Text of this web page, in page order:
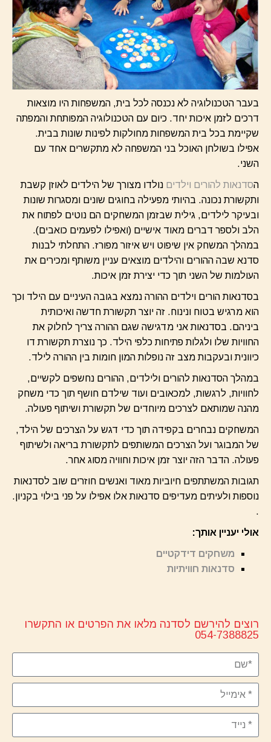
בעבר הטכנולוגיה לא נכנסה לכל בית, המשפחות היו מוצאות
דרכים לזמן איכות יחד. כיום עם הטכנולוגיה המפותחת והמפתה
שקיימת בכל בית המשפחות מחולקות לפינות שונות בבית.
אפילו בשולחן האוכל בני המשפחה לא מתקשרים אחד עם
השני.
הסדנאות להורים וילדים נולדו מצורך של הילדים לאוזן קשבת
ותקשורת נכונה. בהיותי מפעילה בחוגים שונים ומסגרות שונות
ובעיקר לילדים, גילית שבזמן המשחקים הם נוטים לפתוח את
הלב ולספר דברים מאוד אישיים (ואפילו לפעמים כואבים).
במהלך המשחק אין שיפוט ויש איזור מפורז. התחלתי לבנות
סדנא שבה ההורים והילדים מוצאים עניין משותף ומכירים את
העולמות של השני תוך כדי יצירת זמן איכות.
בסדנאות הורים וילדים ההורה נמצא בגובה העיניים עם הילד וכך
הוא מרגיש בטוח ונינוח. זה יוצר תקשורת חדשה ואיכותית
ביניהם. בסדנאות אני מדגישה שגם ההורה צריך לחלוק את
החוויות שלו ולגלות פתיחות כלפי הילד. כך נוצרת תקשורת דו
כיוונית ובעקבות מצב זה נופלות המון חומות בין ההורה לילד.
במהלך הסדנאות להורים ולילדים, ההורים נחשפים לקשיים,
לחוויות, לרגשות, למכאובים ועוד שילדם חושף תוך כדי משחק
מהנה שמותאם לצרכים מיוחדים של תקשורת ושיתוף פעולה.
המשחקים נבחרים בקפידה תוך כדי דגש על הצרכים של הילד,
של המבוגר ועל הצרכים המשותפים לתקשורת בריאה ולשיתוף
פעולה. הדבר הזה יוצר זמן איכות וחוויה מסוג אחר.
תגובות המשתתפים חיוביות מאוד ואנשים חוזרים שוב לסדנאות
נוספות ולעיתים מעדיפים סדנאות אלו אפילו על פני בילוי בקניון.
.
אולי יעניין אותך:
משחקים דידקטיים
סדנאות חוויתיות
רוצים להירשם לסדנה מלאו את הפרטים או התקשרו
054-7388825